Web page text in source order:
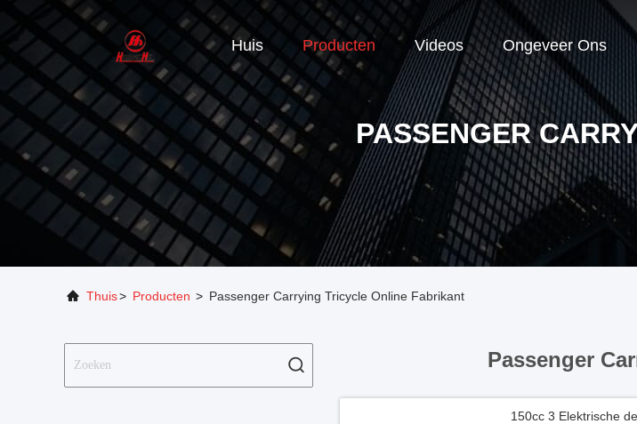
Huis Producten Videos Ongeveer Ons
PASSENGER
Thuis> Producten > Passenger Carrying Tricycle Online Fabrikant
Passenger
150cc 3 Elektrische